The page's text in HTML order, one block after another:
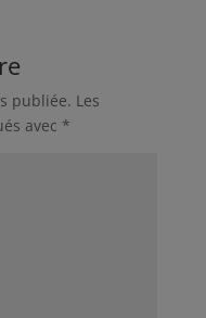
publiée. Les
avec *